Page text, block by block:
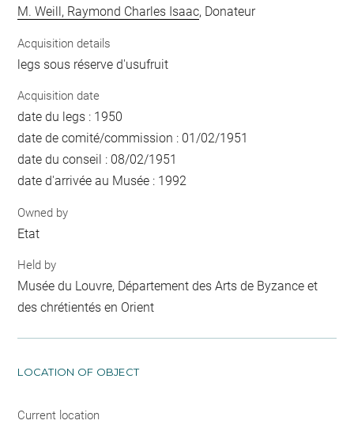
M. Weill, Raymond Charles Isaac, Donateur
Acquisition details
legs sous réserve d'usufruit
Acquisition date
date du legs : 1950
date de comité/commission : 01/02/1951
date du conseil : 08/02/1951
date d'arrivée au Musée : 1992
Owned by
Etat
Held by
Musée du Louvre, Département des Arts de Byzance et
des chrétientés en Orient
LOCATION OF OBJECT
Current location